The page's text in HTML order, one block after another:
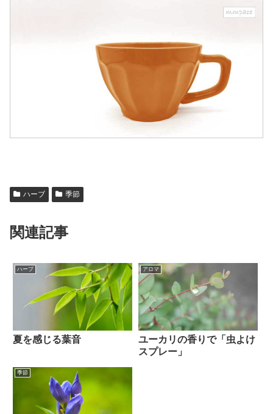
ハーブ 季節
関連記事
ハーブ
夏を感じる葉音
アロマ
ユーカリの香りで「虫よけ
スプレー」
季節